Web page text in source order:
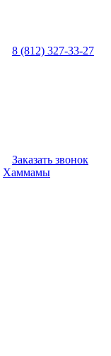
8 (812) 327-33-27
Заказать звонок
Хаммамы